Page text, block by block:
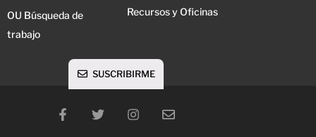
OU Búsqueda de
trabajo
Recursos y Oficinas
SUSCRIBIRME